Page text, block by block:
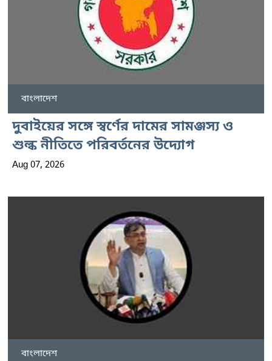
বাংলাদেশ
দুবাইয়ের সঙ্গে স্বর্ণের দামের সামঞ্জস্য ও
শুল্ক নীতিতে পরিবর্তনের উদ্যোগ
Aug 07, 2026
বাংলাদেশ